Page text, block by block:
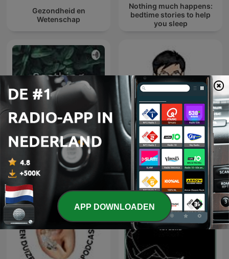
Gezondheid en
Wetenschap
Nothing much happens:
bedtime stories to help
you sleep
Soothing Ambient Sounds ปลดล็อกกับหมอเวช
APP DOWNLOADEN